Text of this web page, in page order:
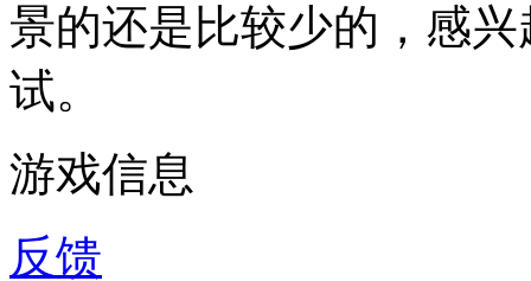
景的还是比较少的，感
试。
游戏信息
反馈